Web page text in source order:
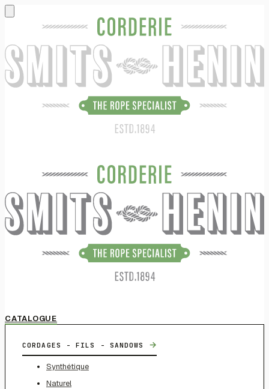
CATALOGUE
CORDAGES - FILS - SANDOWS →
Synthétique
Naturel